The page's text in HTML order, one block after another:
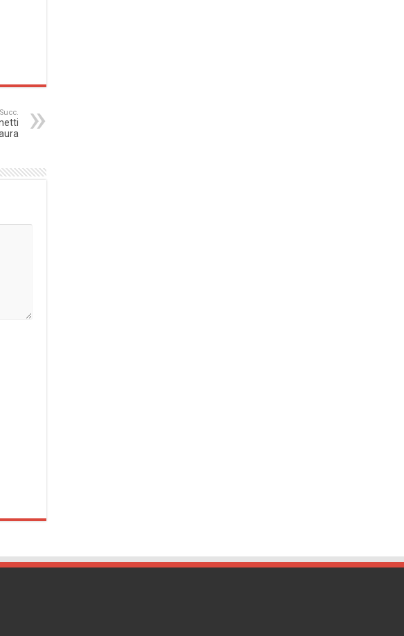
Succ.